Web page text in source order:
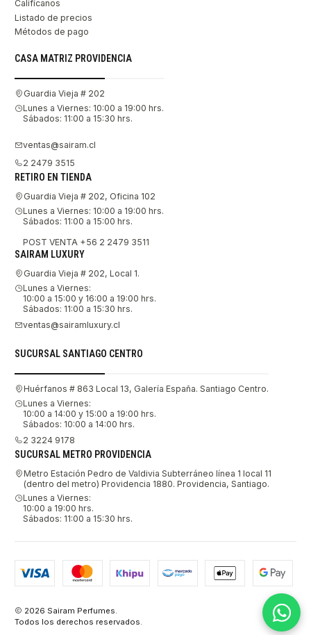
Califícanos
Listado de precios
Métodos de pago
CASA MATRIZ PROVIDENCIA
Guardia Vieja # 202
Lunes a Viernes: 10:00 a 19:00 hrs.
Sábados: 11:00 a 15:30 hrs.
ventas@sairam.cl
2 2479 3515
RETIRO EN TIENDA
Guardia Vieja # 202, Oficina 102
Lunes a Viernes: 10:00 a 19:00 hrs.
Sábados: 11:00 a 15:00 hrs.
POST VENTA +56 2 2479 3511
SAIRAM LUXURY
Guardia Vieja # 202, Local 1.
Lunes a Viernes:
10:00 a 15:00 y 16:00 a 19:00 hrs.
Sábados: 11:00 a 15:30 hrs.
ventas@sairamluxury.cl
SUCURSAL SANTIAGO CENTRO
Huérfanos # 863 Local 13, Galería España. Santiago Centro.
Lunes a Viernes:
10:00 a 14:00 y 15:00 a 19:00 hrs.
Sábados: 10:00 a 14:00 hrs.
2 3224 9178
SUCURSAL METRO PROVIDENCIA
Metro Estación Pedro de Valdivia Subterráneo línea 1 local 11
(dentro del metro) Providencia 1880. Providencia, Santiago.
Lunes a Viernes:
10:00 a 19:00 hrs.
Sábados: 11:00 a 15:30 hrs.
2026 Sairam Perfumes.
Todos los derechos reservados.